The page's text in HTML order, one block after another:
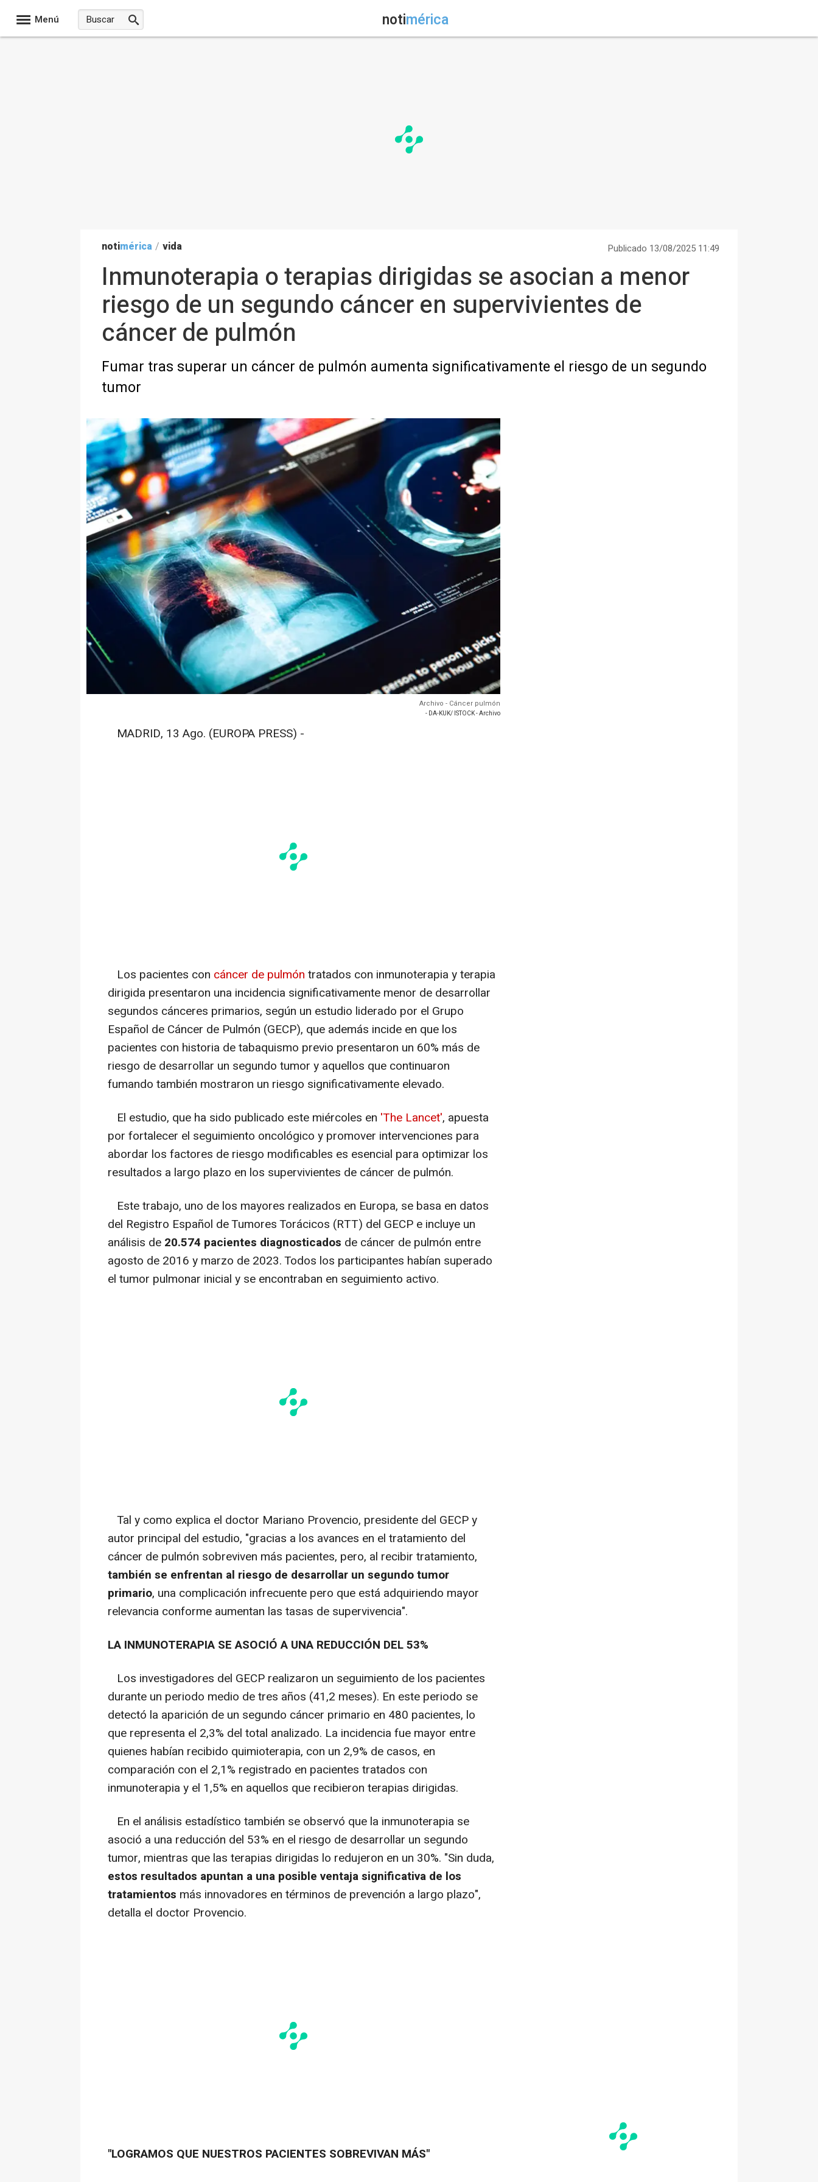
Menú notimérica
notimérica / vida Publicado 13/08/2025 11:49
Inmunoterapia o terapias dirigidas se asocian a menor
riesgo de un segundo cáncer en supervivientes de
cáncer de pulmón
Fumar tras superar un cáncer de pulmón aumenta significativamente el riesgo de un segundo
tumor
Archivo - Cáncer pulmón
- DA-KUK/ ISTOCK - Archivo
MADRID, 13 Ago. (EUROPA PRESS) -
Los pacientes con cáncer de pulmón tratados con inmunoterapia y terapia
dirigida presentaron una incidencia significativamente menor de desarrollar
segundos cánceres primarios, según un estudio liderado por el Grupo
Español de Cáncer de Pulmón (GECP), que además incide en que los
pacientes con historia de tabaquismo previo presentaron un 60% más de
riesgo de desarrollar un segundo tumor y aquellos que continuaron
fumando también mostraron un riesgo significativamente elevado.
El estudio, que ha sido publicado este miércoles en 'The Lancet', apuesta
por fortalecer el seguimiento oncológico y promover intervenciones para
abordar los factores de riesgo modificables es esencial para optimizar los
resultados a largo plazo en los supervivientes de cáncer de pulmón.
Este trabajo, uno de los mayores realizados en Europa, se basa en datos
del Registro Español de Tumores Torácicos (RTT) del GECP e incluye un
análisis de 20.574 pacientes diagnosticados de cáncer de pulmón entre
agosto de 2016 y marzo de 2023. Todos los participantes habían superado
el tumor pulmonar inicial y se encontraban en seguimiento activo.
Tal y como explica el doctor Mariano Provencio, presidente del GECP y
autor principal del estudio, "gracias a los avances en el tratamiento del
cáncer de pulmón sobreviven más pacientes, pero, al recibir tratamiento,
también se enfrentan al riesgo de desarrollar un segundo tumor
primario, una complicación infrecuente pero que está adquiriendo mayor
relevancia conforme aumentan las tasas de supervivencia".
LA INMUNOTERAPIA SE ASOCIÓ A UNA REDUCCIÓN DEL 53%
Los investigadores del GECP realizaron un seguimiento de los pacientes
durante un periodo medio de tres años (41,2 meses). En este periodo se
detectó la aparición de un segundo cáncer primario en 480 pacientes, lo
que representa el 2,3% del total analizado. La incidencia fue mayor entre
quienes habían recibido quimioterapia, con un 2,9% de casos, en
comparación con el 2,1% registrado en pacientes tratados con
inmunoterapia y el 1,5% en aquellos que recibieron terapias dirigidas.
En el análisis estadístico también se observó que la inmunoterapia se
asoció a una reducción del 53% en el riesgo de desarrollar un segundo
tumor, mientras que las terapias dirigidas lo redujeron en un 30%. "Sin duda,
estos resultados apuntan a una posible ventaja significativa de los
tratamientos más innovadores en términos de prevención a largo plazo",
detalla el doctor Provencio.
"LOGRAMOS QUE NUESTROS PACIENTES SOBREVIVAN MÁS"